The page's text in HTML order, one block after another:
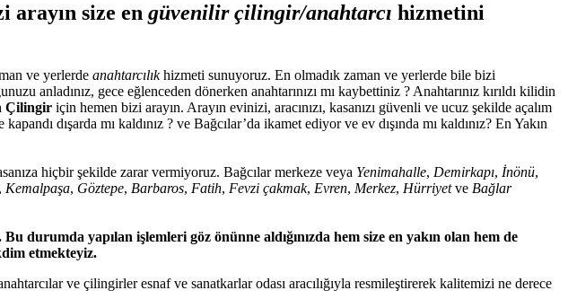
arayın size en güvenilirçilingir/anahtarcı hizmetini
ve yerlerde anahtarcılıkhizmeti sunuyoruz. En olmadık zaman ve yerlerde bile bizi
anladınız, gece eğlenceden dönerken anahtarınızı mı kaybettiniz ? Anahtarınız kırıldı kilidin
Çilingir için hemen bizi arayın. Arayın evinizi, aracınızı, kasanızı güvenli ve ucuz şekilde açalım
dışarda mı kaldınız ? ve Bağcılar’da ikamet ediyor ve ev dışında mı kaldınız? En Yakın
hiçbir şekilde zarar vermiyoruz. Bağcılar merkeze veya Yenimahalle, Demirkapı, İnönü,
Kemalpaşa, Göztepe, Barbaros, Fatih, Fevzi çakmak, Evren, Merkez, Hürriyetve Bağlar
durumda yapılan işlemleri göz önünne aldığınızda hem size en yakın olan hem de
etmekteyiz.
ve çilingirler esnaf ve sanatkarlar odası aracılığıyla resmileştirerek kalitemizi ne derece